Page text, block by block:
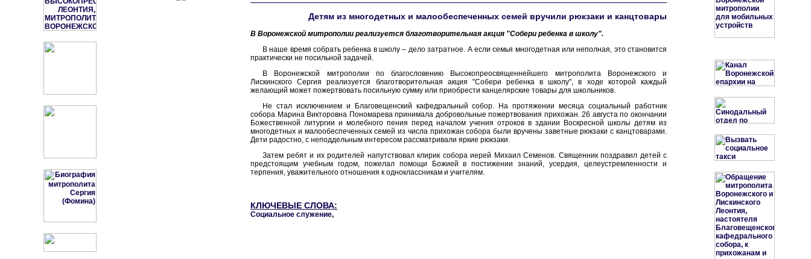
Детям из многодетных и малообеспеченных семей вручили рюкзаки и канцтовары
В Воронежской митрополии реализуется благотворительная акция "Собери ребенка в школу".
В наше время собрать ребенка в школу – дело затратное. А если семья многодетная или неполная, это становится
практически не посильной задачей.
В Воронежской митрополии по благословению Высокопреосвященнейшего митрополита Воронежского и
Лискинского Сергия реализуется благотворительная акция "Собери ребенка в школу", в ходе которой каждый
желающий может пожертвовать посильную сумму или приобрести канцелярские товары для школьников.
Не стал исключением и Благовещенский кафедральный собор. На протяжении месяца социальный работник
собора Марина Викторовна Пономарева принимала добровольные пожертвования прихожан. 26 августа по окончании
Божественной литургии и молебного пения перед началом учения отроков в здании Воскресной школы детям из
многодетных и малообеспеченных семей из числа прихожан собора были вручены заветные рюкзаки с канцтоварами.
Дети радостно, с неподдельным интересом рассматривали яркие рюкзаки.
Затем ребят и их родителей напутствовал клирик собора иерей Михаил Семенов. Священник поздравил детей с
предстоящим учебным годом, пожелал помощи Божией в постижении знаний, усердия, целеустремленности и
терпения, уважительного отношения к одноклассникам и учителям.
КЛЮЧЕВЫЕ СЛОВА:
Социальное служение,